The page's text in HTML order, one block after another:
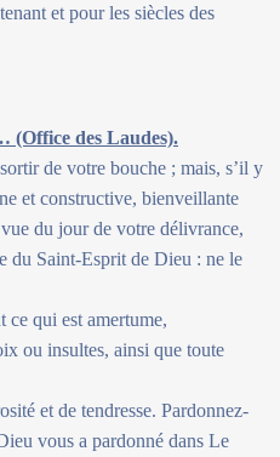
et pour les siècles des
(Office des Laudes).
de votre bouche ; mais, s’il y
et constructive, bienveillante
du jour de votre délivrance,
du Saint-Esprit de Dieu : ne le
ce qui est amertume,
ou insultes, ainsi que toute
et de tendresse. Pardonnez-
vous a pardonné dans Le